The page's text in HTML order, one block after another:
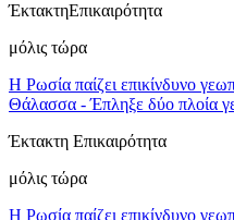
ΈκτακτηΕπικαιρότητα
μόλις τώρα
Η Ρωσία παίζει επικίνδυνο
Θάλασσα - Έπληξε δύο πλοία
Έκτακτη Επικαιρότητα
μόλις τώρα
Η Ρωσία παίζει επικίνδυνο